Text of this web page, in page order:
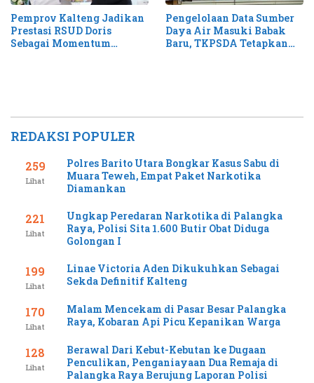
Pemprov Kalteng Jadikan
Prestasi RSUD Doris
Sebagai Momentum
Pengelolaan Data Sumber
Daya Air Masuki Babak
Baru, TKPSDA Tetapkan
REDAKSI POPULER
259
Lihat
Polres Barito Utara Bongkar Kasus Sabu di
Muara Teweh, Empat Paket Narkotika
Diamankan
221
Lihat
Ungkap Peredaran Narkotika di Palangka
Raya, Polisi Sita 1.600 Butir Obat Diduga
Golongan I
199
Lihat
Linae Victoria Aden Dikukuhkan Sebagai
Sekda Definitif Kalteng
170
Lihat
Malam Mencekam di Pasar Besar Palangka
Raya, Kobaran Api Picu Kepanikan Warga
128
Lihat
Berawal Dari Kebut-Kebutan ke Dugaan
Penculikan, Penganiayaan Dua Remaja di
Palangka Raya Berujung Laporan Polisi